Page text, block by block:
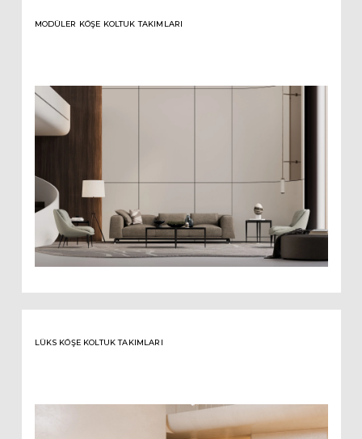
MODÜLER KÖŞE KOLTUK TAKIMLARI
LÜKS KÖŞE KOLTUK TAKIMLARI